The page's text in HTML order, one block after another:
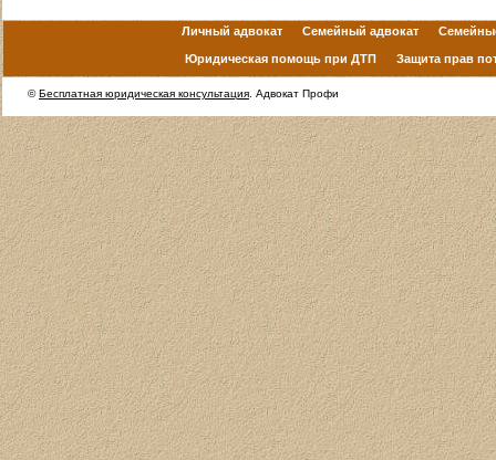
Личный адвокат Семейный адвокат
Юридическая помощь при ДТП Защита прав
©Бесплатная юридическая консультация . Адвокат Профи